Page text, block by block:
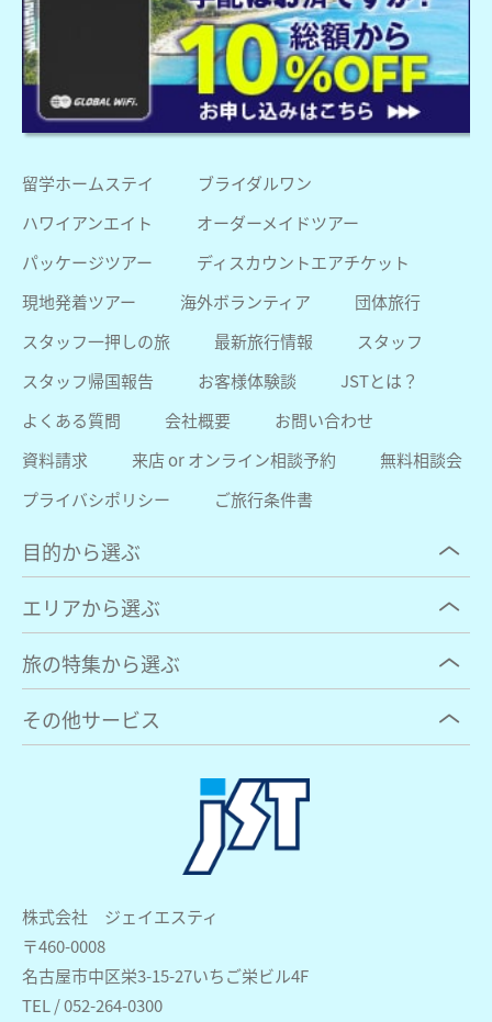
株式会社 ジェイエスティ
〒460-0008
名古屋市中区栄3-15-27いちご栄ビル4F
TEL / 052-264-0300
留学ホームステイ
ブライダルワン
ハワイアンエイト
オーダーメイドツアー
パッケージツアー
ディスカウントエアチケット
現地発着ツアー
海外ボランティア
団体旅行
スタッフ一押しの旅
最新旅行情報
スタッフ
スタッフ帰国報告
お客様体験談
JSTとは？
よくある質問
会社概要
お問い合わせ
資料請求
来店 or オンライン相談予約
無料相談会
プライバシポリシー
ご旅行条件書
目的から選ぶ
エリアから選ぶ
旅の特集から選ぶ
その他サービス